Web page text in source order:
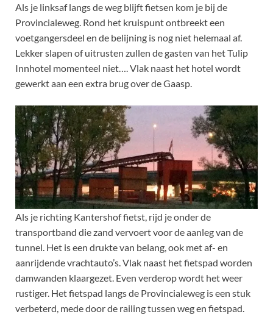
Als je linksaf langs de weg blijft fietsen kom je bij de
Provincialeweg. Rond het kruispunt ontbreekt een
voetgangersdeel en de belijning is nog niet helemaal af.
Lekker slapen of uitrusten zullen de gasten van het Tulip
Innhotel momenteel niet…. Vlak naast het hotel wordt
gewerkt aan een extra brug over de Gaasp.
Als je richting Kantershof fietst, rijd je onder de
transportband die zand vervoert voor de aanleg van de
tunnel. Het is een drukte van belang, ook met af- en
aanrijdende vrachtauto’s. Vlak naast het fietspad worden
damwanden klaargezet. Even verderop wordt het weer
rustiger. Het fietspad langs de Provincialeweg is een stuk
verbeterd, mede door de railing tussen weg en fietspad.